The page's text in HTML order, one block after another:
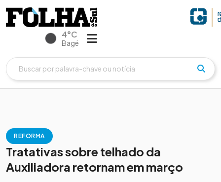
4°C
Bagé
REFORMA
Tratativas sobre telhado da
Auxiliadora retornam em março